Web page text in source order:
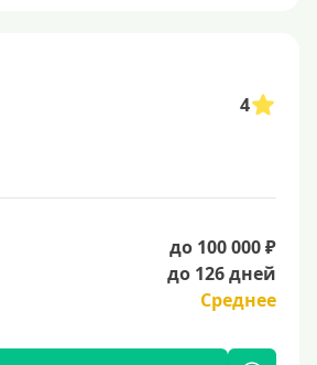
4
до 100 000 ₽
до 126 дней
Среднее